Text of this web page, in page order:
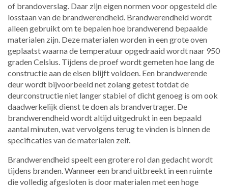
of brandoverslag. Daar zijn eigen normen voor opgesteld die
losstaan van de brandwerendheid. Brandwerendheid wordt
alleen gebruikt om te bepalen hoe brandwerend bepaalde
materialen zijn. Deze materialen worden in een grote oven
geplaatst waarna de temperatuur opgedraaid wordt naar 950
graden Celsius. Tijdens de proef wordt gemeten hoe lang de
constructie aan de eisen blijft voldoen. Een brandwerende
deur wordt bijvoorbeeld net zolang getest totdat de
deurconstructie niet langer stabiel of dicht genoeg is om ook
daadwerkelijk dienst te doen als brandvertrager. De
brandwerendheid wordt altijd uitgedrukt in een bepaald
aantal minuten, wat vervolgens terug te vinden is binnen de
specificaties van de materialen zelf.
Brandwerendheid speelt een grotere rol dan gedacht wordt
tijdens branden. Wanneer een brand uitbreekt in een ruimte
die volledig afgesloten is door materialen met een hoge